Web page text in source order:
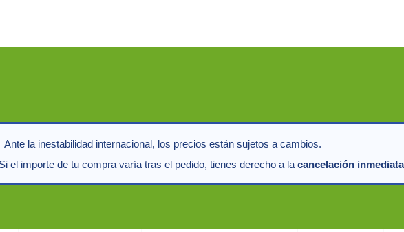
Ante la inestabilidad internacional, los precios están sujetos a cambios.
el importe de tu compra varía tras el pedido, tienes derecho a la cancelación